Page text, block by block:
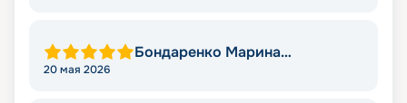
Бондаренко Марина
20 мая 2026